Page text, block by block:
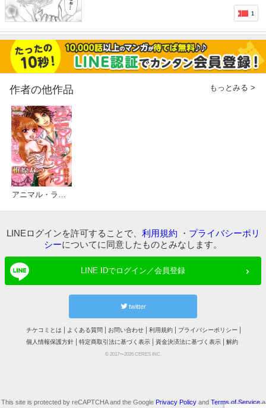
1
作者の他作品 もっとみる >
LINEログインを許可することで、 利用規約 ・ プライバシーポリ
シーについてに同意したものとみなします。
LINE IDでログイン／会員登録
twitter
チケコミとは よくある質問 お問い合わせ 利用規約
プライバシーポリシー
個人情報保護方針
特定商取引法に基づく表示 資金決済法に基づく表示 解約
© 2017〜2026 CERES INC.
This site is protected by reCAPTCHA and the Google Privacy Policyand Terms of Servicea